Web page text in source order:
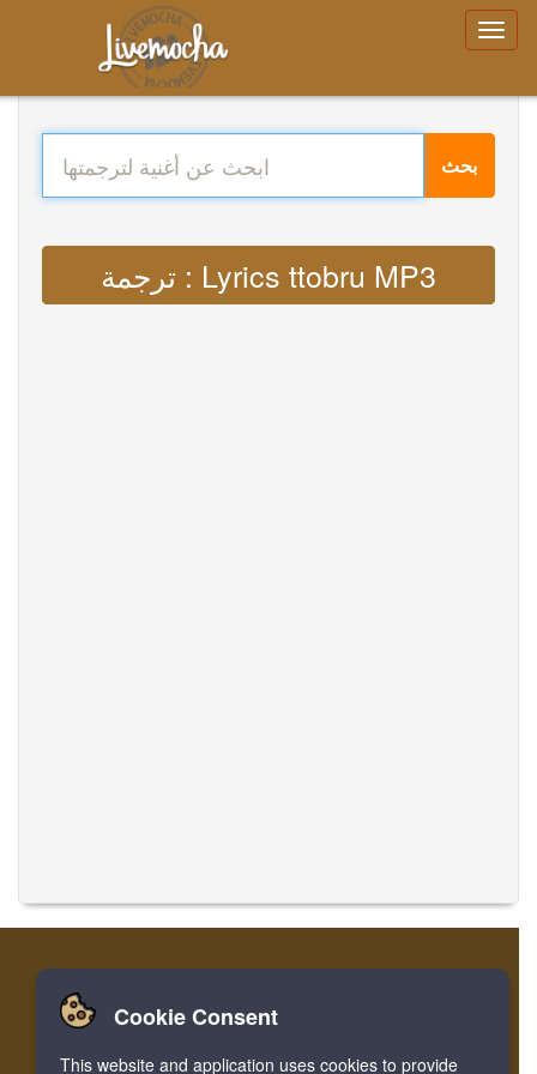
بحث
ترجمة : Lyrics ttobru MP3
الصفحة الرئيسية تسجيل الدخول
ترجمة الموسيقى
Cookie Consent
This website and application uses cookies to provide